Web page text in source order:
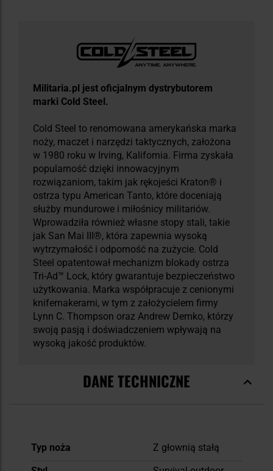
Militaria.pl jest oficjalnym dystrybutorem
marki Cold Steel.
Cold Steel to renomowana amerykańska marka
noży, maczet i narzędzi taktycznych, założona
w 1980 roku w Irving, Kalifornia. Firma zyskała
popularność dzięki innowacyjnym
rozwiązaniom, takim jak rękojeści Kraton® i
ostrza typu American Tanto, które doceniają
służby mundurowe i miłośnicy militariów.
Wprowadziła również własne stopy stali, takie
jak San Mai III®, która zapewnia wysoką
wytrzymałość i odporność na zużycie. Cold
Steel opatentował mechanizm blokady ostrza
Tri-Ad™ Lock, który gwarantuje bezpieczeństwo
użytkowania. Marka współpracuje z cenionymi
knifemakerami, w tym z założycielem firmy
Lynn C. Thompson oraz Andrew Demko, którzy
swoją pasją i doświadczeniem wpływają na
wysoką jakość produktów.
DANE TECHNICZNE
Więcej
Typ noża
Z głownią stałą